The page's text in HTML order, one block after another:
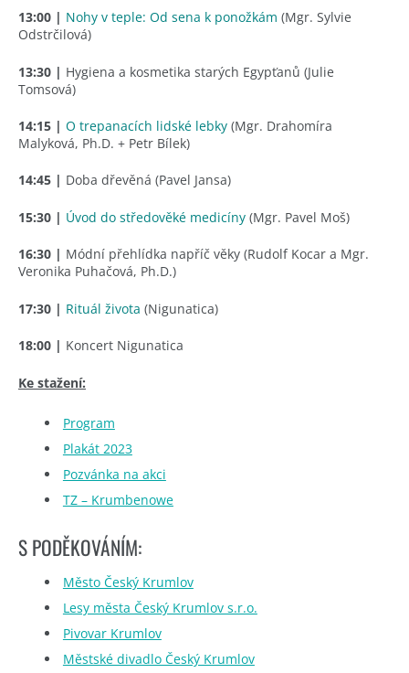
13:00 | Nohy v teple: Od sena k ponožkám (Mgr. Sylvie
Odstrčilová)
13:30 | Hygiena a kosmetika starých Egypťanů (Julie
Tomsová)
14:15 | O trepanacích lidské lebky (Mgr. Drahomíra
Malyková, Ph.D. + Petr Bílek)
14:45 | Doba dřevěná (Pavel Jansa)
15:30 | Úvod do středověké medicíny (Mgr. Pavel Moš)
16:30 | Módní přehlídka napříč věky (Rudolf Kocar a Mgr.
Veronika Puhačová, Ph.D.)
17:30 | Rituál života (Nigunatica)
18:00 | Koncert Nigunatica
Ke stažení:
Program
Plakát 2023
Pozvánka na akci
TZ – Krumbenowe
S PODĚKOVÁNÍM:
Město Český Krumlov
Lesy města Český Krumlov s.r.o.
Pivovar Krumlov
Městské divadlo Český Krumlov